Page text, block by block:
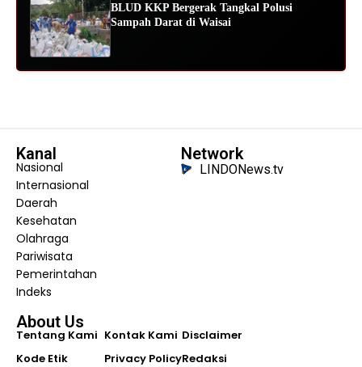
BLUD KKP Bergerak Tangkal Polusi
Sampah Darat di Waisai
Kanal
Nasional
Internasional
Daerah
Kesehatan
Olahraga
Pariwisata
Pemerintahan
Indeks
Network
LINDONews.tv
About Us
Tentang Kami
Kode Etik
Kontak Kami
Privacy Policy
Disclaimer
Redaksi